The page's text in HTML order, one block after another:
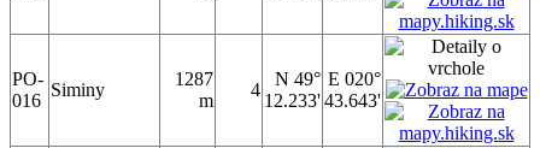
PO-
016
Siminy
1287
m
4
N 49°
12.233'
E 020°
43.643'